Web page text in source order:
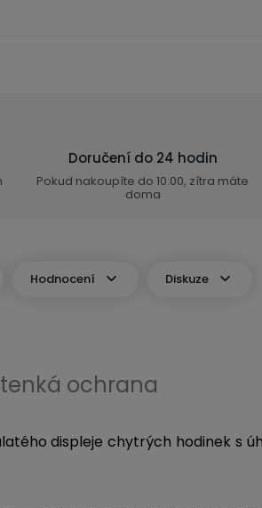
Doručení do 24 hodin
Pokud nakoupíte do 10:00, zítra máte
doma
Hodnocení Diskuze
ochrana
displeje chytrých hodinek s